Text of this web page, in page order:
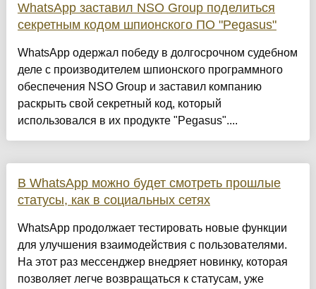
WhatsApp заставил NSO Group поделиться
секретным кодом шпионского ПО "Pegasus"
WhatsApp одержал победу в долгосрочном судебном
деле с производителем шпионского программного
обеспечения NSO Group и заставил компанию
раскрыть свой секретный код, который
использовался в их продукте "Pegasus"....
В WhatsApp можно будет смотреть прошлые
статусы, как в социальных сетях
WhatsApp продолжает тестировать новые функции
для улучшения взаимодействия с пользователями.
На этот раз мессенджер внедряет новинку, которая
позволяет легче возвращаться к статусам, уже